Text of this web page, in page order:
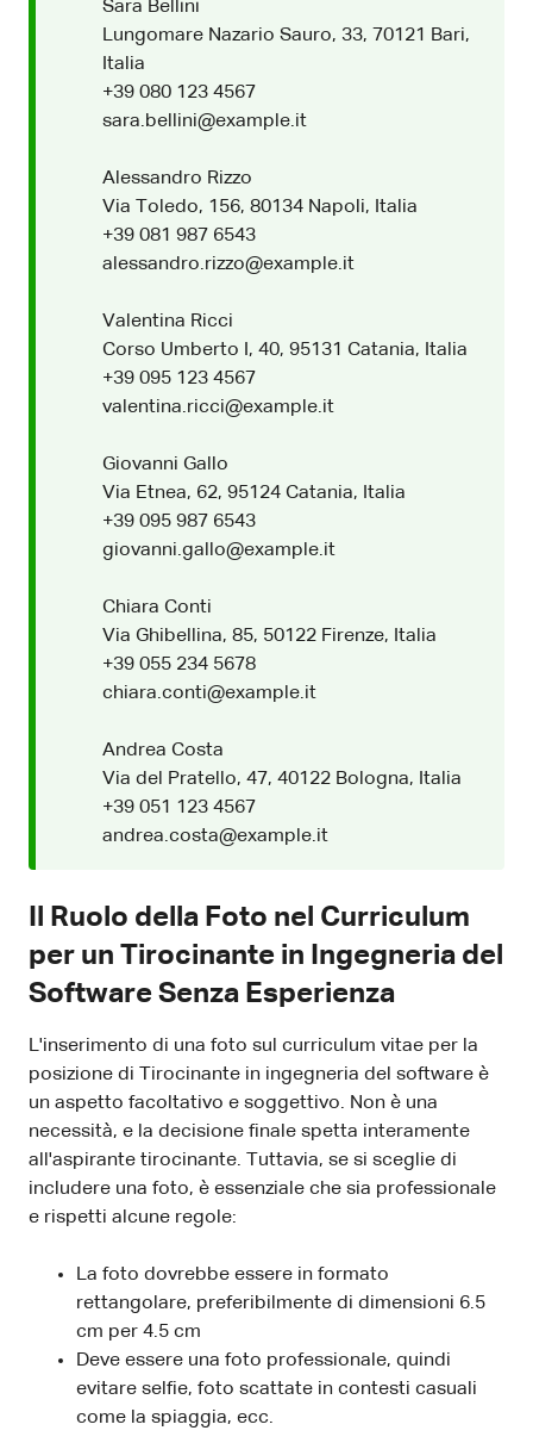
Sara Bellini
Lungomare Nazario Sauro, 33, 70121 Bari,
Italia
+39 080 123 4567
sara.bellini@example.it
Alessandro Rizzo
Via Toledo, 156, 80134 Napoli, Italia
+39 081 987 6543
alessandro.rizzo@example.it
Valentina Ricci
Corso Umberto I, 40, 95131 Catania, Italia
+39 095 123 4567
valentina.ricci@example.it
Giovanni Gallo
Via Etnea, 62, 95124 Catania, Italia
+39 095 987 6543
giovanni.gallo@example.it
Chiara Conti
Via Ghibellina, 85, 50122 Firenze, Italia
+39 055 234 5678
chiara.conti@example.it
Andrea Costa
Via del Pratello, 47, 40122 Bologna, Italia
+39 051 123 4567
andrea.costa@example.it
Il Ruolo della Foto nel Curriculum
per un Tirocinante in Ingegneria del
Software Senza Esperienza
L'inserimento di una foto sul curriculum vitae per la
posizione di Tirocinante in ingegneria del software è
un aspetto facoltativo e soggettivo. Non è una
necessità, e la decisione finale spetta interamente
all'aspirante tirocinante. Tuttavia, se si sceglie di
includere una foto, è essenziale che sia professionale
e rispetti alcune regole:
La foto dovrebbe essere in formato
rettangolare, preferibilmente di dimensioni 6.5
cm per 4.5 cm
Deve essere una foto professionale, quindi
evitare selfie, foto scattate in contesti casuali
come la spiaggia, ecc.